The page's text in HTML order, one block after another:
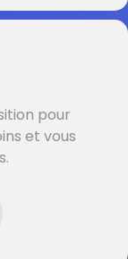
pour
et vous